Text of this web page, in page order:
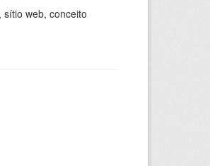
web, conceito